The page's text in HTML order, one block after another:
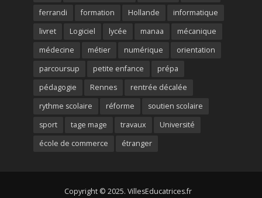
ferrandi
formation Hollande
informatique
livret
Logiciel lycée manaa
mécanique
médecine
métier numérique
orientation
parcoursup
petite enfance
prépa
pédagogie
Rennes
rentrée décalée
rythme scolaire
réforme
soutien scolaire
sport
tage mage travaux
Université
école de commerce
étranger
Copyright © 2025. VillesEducatrices.fr